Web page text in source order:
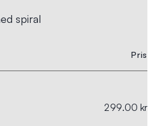
spiral
Pris
299.00 kr